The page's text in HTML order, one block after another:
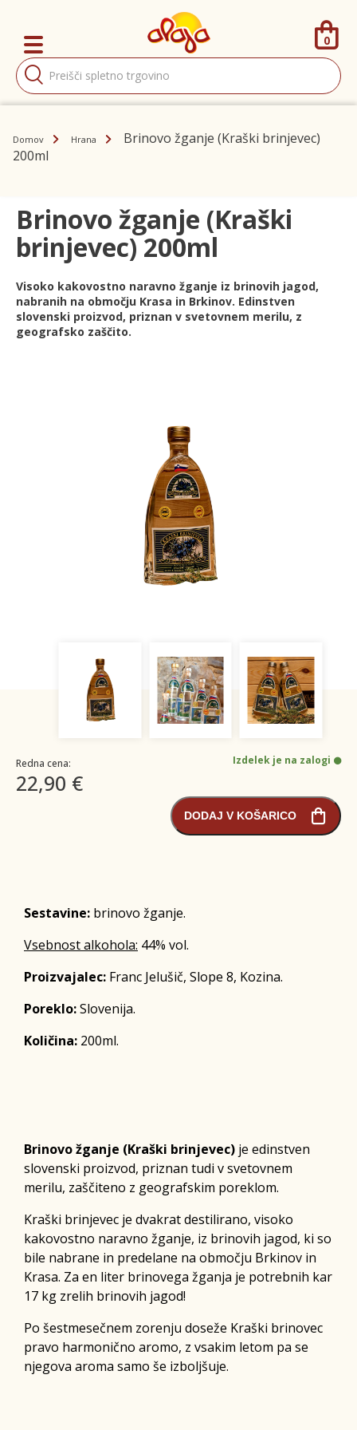
Products
search
0
Domov Hrana
Brinovo žganje (Kraški brinjevec)
200ml
Brinovo žganje (Kraški
brinjevec) 200ml
Visoko kakovostno naravno žganje iz brinovih jagod,
nabranih na območju Krasa in Brkinov. Edinstven
slovenski proizvod, priznan v svetovnem merilu, z
geografsko zaščito.
Redna cena:
22,90 €
Izdelek je na zalogi
DODAJ V KOŠARICO
Sestavine: brinovo žganje.
Vsebnost alkohola: 44% vol.
Proizvajalec: Franc Jelušič, Slope 8, Kozina.
Poreklo:Slovenija.
Količina: 200ml.
Brinovo žganje (Kraški brinjevec) je edinstven
slovenski proizvod, priznan tudi v svetovnem
merilu, zaščiteno z geografskim poreklom.
Kraški brinjevec je dvakrat destilirano, visoko
kakovostno naravno žganje, iz brinovih jagod, ki so
bile nabrane in predelane na območju Brkinov in
Krasa. Za en liter brinovega žganja je potrebnih kar
17 kg zrelih brinovih jagod!
Po šestmesečnem zorenju doseže Kraški brinovec
pravo harmonično aromo, z vsakim letom pa se
njegova aroma samo še izboljšuje.